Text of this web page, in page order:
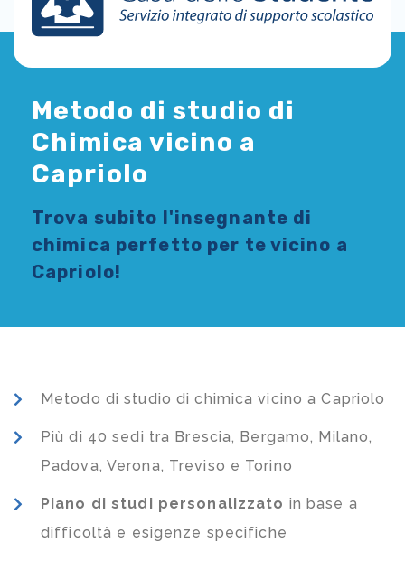
Metodo di studio di
Chimica vicino a
Capriolo
Trova subito l'insegnante di
chimica perfetto per te vicino a
Capriolo!
Metodo di studio di chimica vicino a Capriolo
Più di 40 sedi tra Brescia, Bergamo, Milano,
Padova, Verona, Treviso e Torino
Piano di studi personalizzato in base a
difficoltà e esigenze specifiche